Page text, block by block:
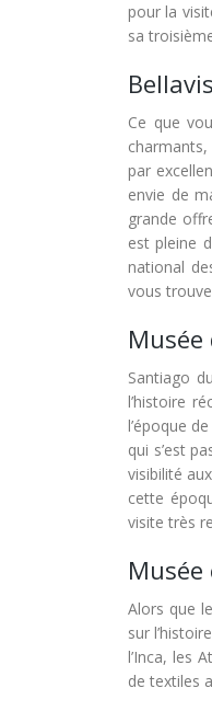
pour la
sa
Ce que
par
envie de
grande
est pleine
national
vous
Santiago
l’histoire
l’époque
qui s’est
visibilité
cette
visite très
Musée
Alors que
sur
l’Inca, les
de textiles